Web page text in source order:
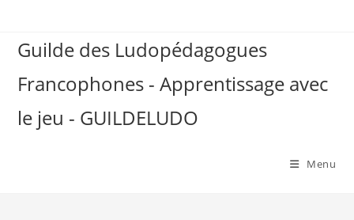
contentGuilde des Ludopédagogues
Francophones - Apprentissage avec
le jeu - GUILDELUDO
Menu